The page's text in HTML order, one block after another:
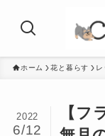
ホーム 花と暮らす レ
【フ
2022
6/12